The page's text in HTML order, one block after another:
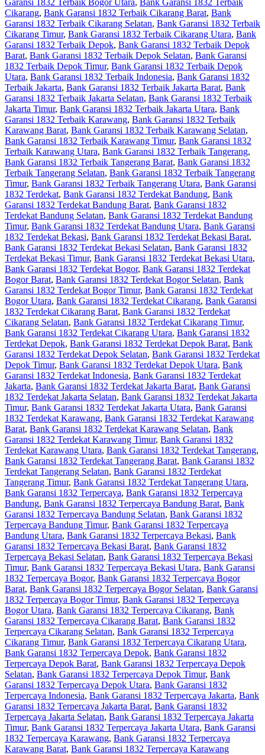
Cikarang, Bank Garansi 1832 Terbaik Cikarang Barat, Bank
Garansi 1832 Terbaik Cikarang Selatan, Bank Garansi 1832 Terbaik
Cikarang Timur, Bank Garansi 1832 Terbaik Cikarang Utara, Bank
Garansi 1832 Terbaik Depok, Bank Garansi 1832 Terbaik Depok
Barat, Bank Garansi 1832 Terbaik Depok Selatan, Bank Garansi
1832 Terbaik Depok Timur, Bank Garansi 1832 Terbaik Depok
Utara, Bank Garansi 1832 Terbaik Indonesia, Bank Garansi 1832
Terbaik Jakarta, Bank Garansi 1832 Terbaik Jakarta Barat, Bank
Garansi 1832 Terbaik Jakarta Selatan, Bank Garansi 1832 Terbaik
Jakarta Timur, Bank Garansi 1832 Terbaik Jakarta Utara, Bank
Garansi 1832 Terbaik Karawang, Bank Garansi 1832 Terbaik
Karawang Barat, Bank Garansi 1832 Terbaik Karawang Selatan,
Bank Garansi 1832 Terbaik Karawang Timur, Bank Garansi 1832
Terbaik Karawang Utara, Bank Garansi 1832 Terbaik Tangerang,
Bank Garansi 1832 Terbaik Tangerang Barat, Bank Garansi 1832
Terbaik Tangerang Selatan, Bank Garansi 1832 Terbaik Tangerang
Timur, Bank Garansi 1832 Terbaik Tangerang Utara, Bank Garansi
1832 Terdekat, Bank Garansi 1832 Terdekat Bandung, Bank
Garansi 1832 Terdekat Bandung Barat, Bank Garansi 1832
Terdekat Bandung Selatan, Bank Garansi 1832 Terdekat Bandung
Timur, Bank Garansi 1832 Terdekat Bandung Utara, Bank Garansi
1832 Terdekat Bekasi, Bank Garansi 1832 Terdekat Bekasi Barat,
Bank Garansi 1832 Terdekat Bekasi Selatan, Bank Garansi 1832
Terdekat Bekasi Timur, Bank Garansi 1832 Terdekat Bekasi Utara,
Bank Garansi 1832 Terdekat Bogor, Bank Garansi 1832 Terdekat
Bogor Barat, Bank Garansi 1832 Terdekat Bogor Selatan, Bank
Garansi 1832 Terdekat Bogor Timur, Bank Garansi 1832 Terdekat
Bogor Utara, Bank Garansi 1832 Terdekat Cikarang, Bank Garansi
1832 Terdekat Cikarang Barat, Bank Garansi 1832 Terdekat
Cikarang Selatan, Bank Garansi 1832 Terdekat Cikarang Timur,
Bank Garansi 1832 Terdekat Cikarang Utara, Bank Garansi 1832
Terdekat Depok, Bank Garansi 1832 Terdekat Depok Barat, Bank
Garansi 1832 Terdekat Depok Selatan, Bank Garansi 1832 Terdekat
Depok Timur, Bank Garansi 1832 Terdekat Depok Utara, Bank
Garansi 1832 Terdekat Indonesia, Bank Garansi 1832 Terdekat
Jakarta, Bank Garansi 1832 Terdekat Jakarta Barat, Bank Garansi
1832 Terdekat Jakarta Selatan, Bank Garansi 1832 Terdekat Jakarta
Timur, Bank Garansi 1832 Terdekat Jakarta Utara, Bank Garansi
1832 Terdekat Karawang, Bank Garansi 1832 Terdekat Karawang
Barat, Bank Garansi 1832 Terdekat Karawang Selatan, Bank
Garansi 1832 Terdekat Karawang Timur, Bank Garansi 1832
Terdekat Karawang Utara, Bank Garansi 1832 Terdekat Tangerang,
Bank Garansi 1832 Terdekat Tangerang Barat, Bank Garansi 1832
Terdekat Tangerang Selatan, Bank Garansi 1832 Terdekat
Tangerang Timur, Bank Garansi 1832 Terdekat Tangerang Utara,
Bank Garansi 1832 Terpercaya, Bank Garansi 1832 Terpercaya
Bandung, Bank Garansi 1832 Terpercaya Bandung Barat, Bank
Garansi 1832 Terpercaya Bandung Selatan, Bank Garansi 1832
Terpercaya Bandung Timur, Bank Garansi 1832 Terpercaya
Bandung Utara, Bank Garansi 1832 Terpercaya Bekasi, Bank
Garansi 1832 Terpercaya Bekasi Barat, Bank Garansi 1832
Terpercaya Bekasi Selatan, Bank Garansi 1832 Terpercaya Bekasi
Timur, Bank Garansi 1832 Terpercaya Bekasi Utara, Bank Garansi
1832 Terpercaya Bogor, Bank Garansi 1832 Terpercaya Bogor
Barat, Bank Garansi 1832 Terpercaya Bogor Selatan, Bank Garansi
1832 Terpercaya Bogor Timur, Bank Garansi 1832 Terpercaya
Bogor Utara, Bank Garansi 1832 Terpercaya Cikarang, Bank
Garansi 1832 Terpercaya Cikarang Barat, Bank Garansi 1832
Terpercaya Cikarang Selatan, Bank Garansi 1832 Terpercaya
Cikarang Timur, Bank Garansi 1832 Terpercaya Cikarang Utara,
Bank Garansi 1832 Terpercaya Depok, Bank Garansi 1832
Terpercaya Depok Barat, Bank Garansi 1832 Terpercaya Depok
Selatan, Bank Garansi 1832 Terpercaya Depok Timur, Bank
Garansi 1832 Terpercaya Depok Utara, Bank Garansi 1832
Terpercaya Indonesia, Bank Garansi 1832 Terpercaya Jakarta, Bank
Garansi 1832 Terpercaya Jakarta Barat, Bank Garansi 1832
Terpercaya Jakarta Selatan, Bank Garansi 1832 Terpercaya Jakarta
Timur, Bank Garansi 1832 Terpercaya Jakarta Utara, Bank Garansi
1832 Terpercaya Karawang, Bank Garansi 1832 Terpercaya
Karawang Barat, Bank Garansi 1832 Terpercaya Karawang